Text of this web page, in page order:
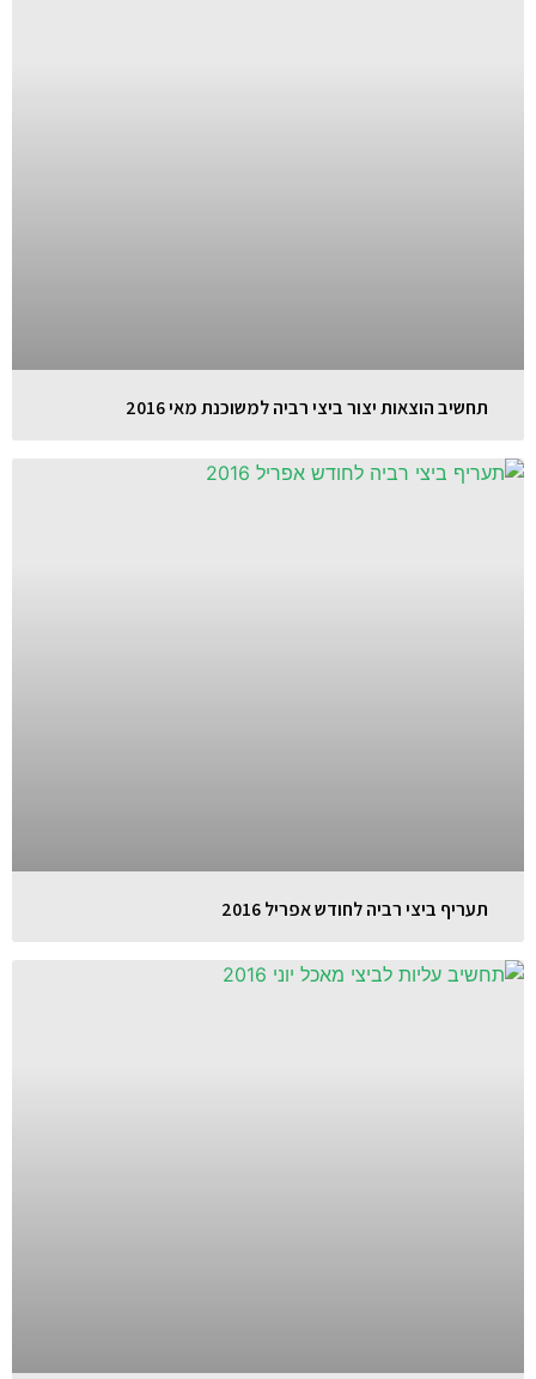
תחשיב הוצאות יצור ביצי רביה למשוכנת מאי 2016
תעריף ביצי רביה לחודש אפריל 2016